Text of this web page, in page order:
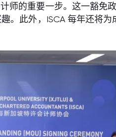
师的重要一步。这一豁免
此外，ISCA 每年还将